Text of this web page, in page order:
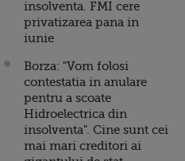
insolventa. FMI cere
privatizarea pana in
iunie
Borza: "Vom folosi
contestatia in anulare
pentru a scoate
Hidroelectrica din
insolventa". Cine sunt cei
mai mari creditori ai